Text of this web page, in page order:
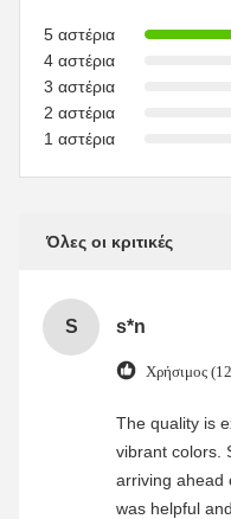
5 αστέρια
4 αστέρια
3 αστέρια
2 αστέρια
1 αστέρια
Όλες οι κριτικές
S s*n
Χρήσιμος
The quality is
vibrant colors.
arriving ahead
was helpful